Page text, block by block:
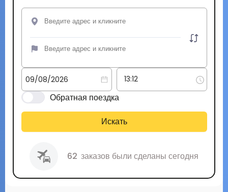
Обратная поездка
Искать
62 заказов были сделаны сегодня